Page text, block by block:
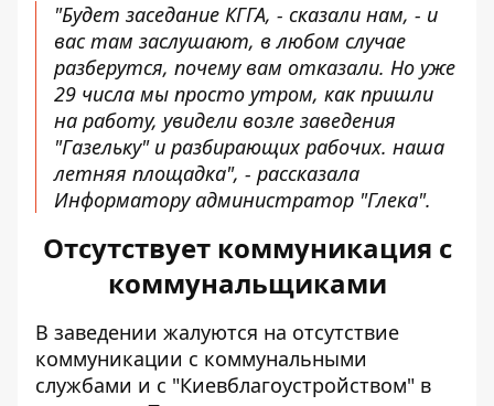
"Будет заседание КГГА, - сказали нам, - и
вас там заслушают, в любом случае
разберутся, почему вам отказали. Но уже
29 числа мы просто утром, как пришли
на работу, увидели возле заведения
"Газельку" и разбирающих рабочих. наша
летняя площадка", - рассказала
Информатору администратор "Глека".
Отсутствует коммуникация с
коммунальщиками
В заведении жалуются на отсутствие
коммуникации с коммунальными
службами и с "Киевблагоустройством" в